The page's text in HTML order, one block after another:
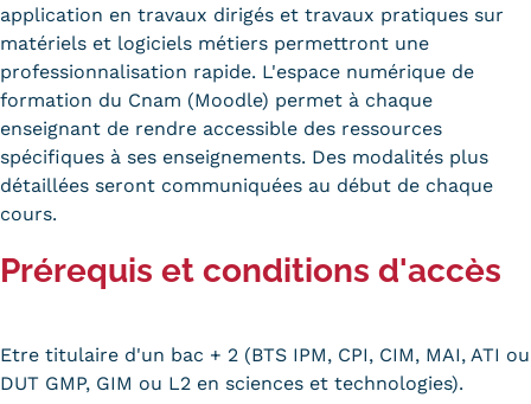
application en travaux dirigés et travaux pratiques sur
matériels et logiciels métiers permettront une
professionnalisation rapide. L'espace numérique de
formation du Cnam (Moodle) permet à chaque
enseignant de rendre accessible des ressources
spécifiques à ses enseignements. Des modalités plus
détaillées seront communiquées au début de chaque
cours.
Prérequis et conditions d'accès
Etre titulaire d'un bac + 2 (BTS IPM, CPI, CIM, MAI, ATI ou
DUT GMP, GIM ou L2 en sciences et technologies).